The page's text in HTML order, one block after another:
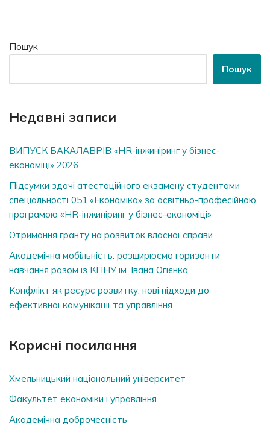
Пошук
Пошук
Недавні записи
ВИПУСК БАКАЛАВРІВ «HR-інжиніринг у бізнес-
економіці» 2026
Підсумки здачі атестаційного екзамену студентами
спеціальності 051 «Економіка» за освітньо-професійною
програмою «HR-інжиніринг у бізнес-економіці»
Отримання гранту на розвиток власної справи
Академічна мобільність: розширюємо горизонти
навчання разом із КПНУ ім. Івана Огієнка
Конфлікт як ресурс розвитку: нові підходи до
ефективної комунікації та управління
Корисні посилання
Хмельницький національний університет
Факультет економіки і управління
Академічна доброчесність